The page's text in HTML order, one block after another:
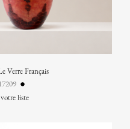
Verre Français
liste